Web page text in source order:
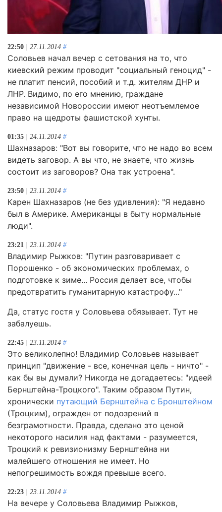
22:50 | 27.11.2014 #
Соловьев начал вечер с сетования на то, что
киевский режим проводит "социальный геноцид" -
не платит пенсий, пособий и т.д. жителям ДНР и
ЛНР. Видимо, по его мнению, граждане
независимой Новороссии имеют неотъемлемое
право на щедроты фашистской хунты.
01:35 | 24.11.2014 #
Шахназаров: "Вот вы говорите, что не надо во всем
видеть заговор. А вы что, не знаете, что жизнь
состоит из заговоров? Она так устроена".
23:50 | 23.11.2014 #
Карен Шахназаров (не без удивления): "Я недавно
был в Америке. Американцы в быту нормальные
люди".
23:21 | 23.11.2014 #
Владимир Рыжков: "Путин разговаривает с
Порошенко - об экономических проблемах, о
подготовке к зиме... Россия делает все, чтобы
предотвратить гуманитарную катастрофу..."
Да, статус гостя у Соловьева обязывает. Тут не
забалуешь.
22:45 | 23.11.2014 #
Это великолепно! Владимир Соловьев называет
принцип "движение - все, конечная цель - ничто" -
как бы вы думали? Никогда не догадаетесь: "идеей
Бернштейна-Троцкого". Таким образом Путин,
хронически путающий Бернштейна с Бронштейном
(Троцким), огражден от подозрений в
безграмотности. Правда, сделано это ценой
некоторого насилия над фактами - разумеется,
Троцкий к ревизионизму Бернштейна ни
малейшего отношения не имеет. Но
непогрешимость вождя превыше всего.
22:23 | 23.11.2014 #
На вечере у Соловьева Владимир Рыжков,